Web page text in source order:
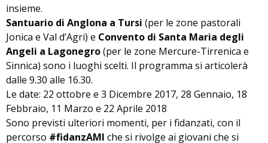
insieme.
Santuario di Anglona a Tursi (per le zone pastorali
Jonica e Val d’Agri) e Convento di Santa Maria degli
Angeli a Lagonegro(per le zone Mercure-Tirrenica e
Sinnica) sono i luoghi scelti. Il programma si articolerà
dalle 9.30 alle 16.30.
Le date: 22 ottobre e 3 Dicembre 2017, 28 Gennaio, 18
Febbraio, 11 Marzo e 22 Aprile 2018
Sono previsti ulteriori momenti, per i fidanzati, con il
percorso #fidanzAMI che si rivolge ai giovani che si